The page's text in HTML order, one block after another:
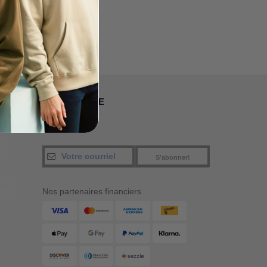
NOUS SUIVRE
S'abonner!
Nos partenaires financiers